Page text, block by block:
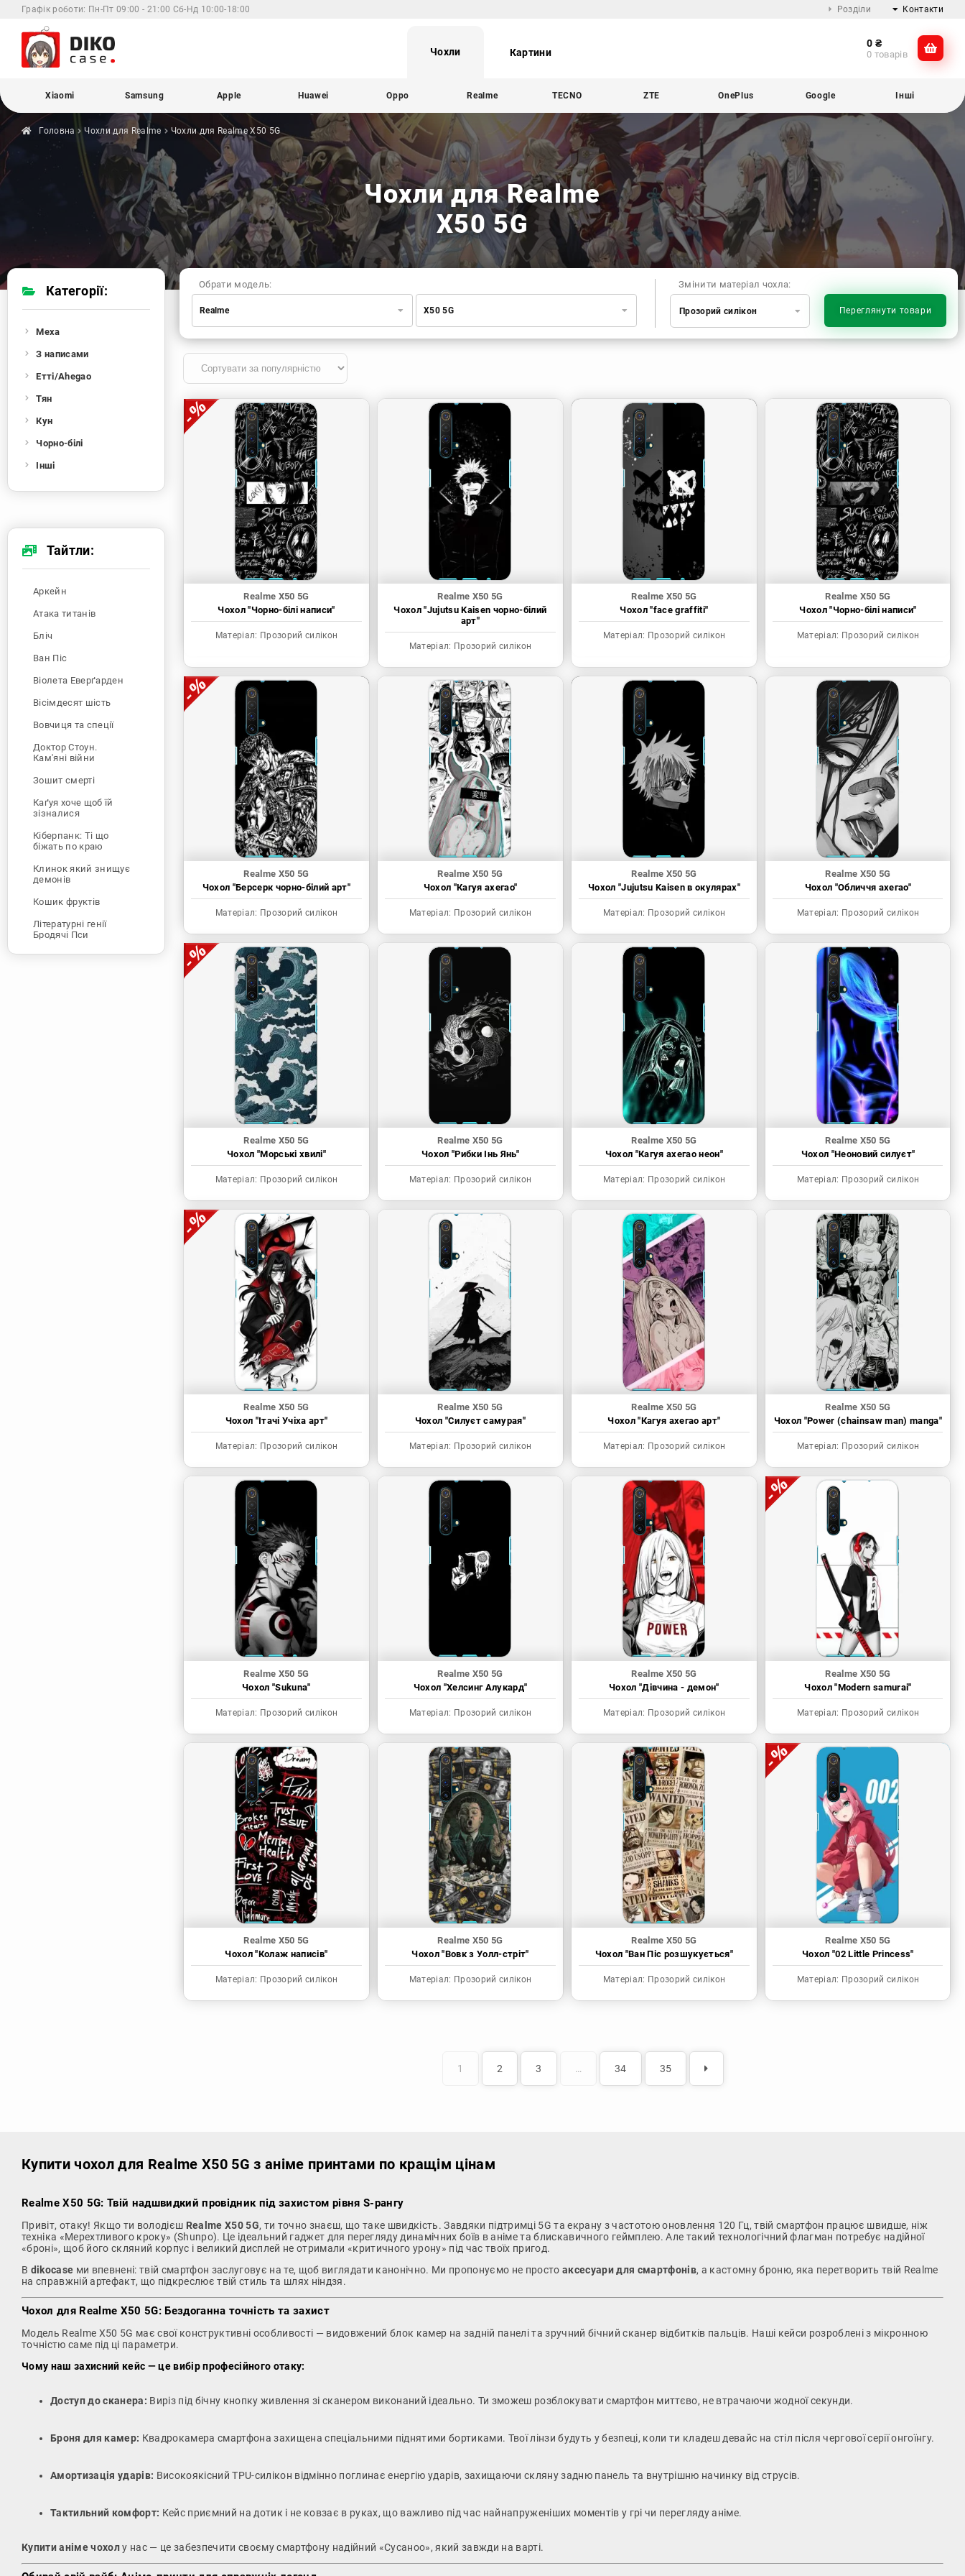
Графік роботи: Пн-Пт 09:00 - 21:00 Сб-Нд 10:00-18:00 Розділи Контакти
@dikocase
Чохли Картини
0 ₴
0 товарів
Xiaomi Samsung Apple Huawei Oppo Realme TECNO ZTE OnePlus Google Інші
Головна Чохли для Realme Чохли для RealmeX50 5G
Чохли для Realme
X50 5G
Змінити матеріал чохла:
Прозорий силікон Переглянути товари
Обрати модель:
Realme
Samsung
Huawei
Realme
TECNO
OnePlus
Google
Infinix
Sony
Motorola
X50 5G
Realme X50 5G
Чохол "Чорно-білі написи"
Матеріал: Прозорий силікон
Realme X50 5G
Чохол "Jujutsu Kaisen чорно-білий
арт"
Матеріал: Прозорий силікон
Realme X50 5G
Чохол "face graffiti"
Матеріал: Прозорий силікон
Realme X50 5G
Чохол "Чорно-білі написи"
Матеріал: Прозорий силікон
Realme X50 5G
Чохол "Берсерк чорно-білий арт"
Матеріал: Прозорий силікон
Realme X50 5G
Чохол "Кагуя ахегао"
Матеріал: Прозорий силікон
Realme X50 5G
Чохол "Jujutsu Kaisen в окулярах"
Матеріал: Прозорий силікон
Realme X50 5G
Чохол "Обличчя ахегао"
Матеріал: Прозорий силікон
Realme X50 5G
Чохол "Морські хвилі"
Матеріал: Прозорий силікон
Realme X50 5G
Чохол "Рибки Інь Янь"
Матеріал: Прозорий силікон
Realme X50 5G
Чохол "Кагуя ахегао неон"
Матеріал: Прозорий силікон
Realme X50 5G
Чохол "Неоновий силуєт"
Матеріал: Прозорий силікон
Realme X50 5G
Чохол "Ітачі Учіха арт"
Матеріал: Прозорий силікон
Realme X50 5G
Чохол "Силуєт самурая"
Матеріал: Прозорий силікон
Realme X50 5G
Чохол "Кагуя ахегао арт"
Матеріал: Прозорий силікон
Realme X50 5G
Чохол "Power (chainsaw man) manga"
Матеріал: Прозорий силікон
Realme X50 5G
Чохол "Sukuna"
Матеріал: Прозорий силікон
Realme X50 5G
Чохол "Хелсинг Алукард"
Матеріал: Прозорий силікон
Realme X50 5G
Чохол "Дівчина - демон"
Матеріал: Прозорий силікон
Realme X50 5G
Чохол "Modern samurai"
Матеріал: Прозорий силікон
Realme X50 5G
Чохол "Колаж написів"
Матеріал: Прозорий силікон
Realme X50 5G
Чохол "Вовк з Уолл-стріт"
Матеріал: Прозорий силікон
Realme X50 5G
Чохол "Ван Піс розшукується"
Матеріал: Прозорий силікон
Realme X50 5G
Чохол "02 Little Princess"
Матеріал: Прозорий силікон
1 2 3 … 34 35
Категорії:
Меха
З написами
Етті/Ahegao
Тян
Кун
Чорно-білі
Інші
Тайтли:
Аркейн
Атака титанів
Бліч
Ван Піс
Віолета Еверґарден
Вісімдесят шість
Вовчиця та спеції
Доктор Стоун.
Кам'яні війни
Зошит смерті
Каґуя хоче щоб їй
зізналися
Кіберпанк: Ті що
біжать по краю
Клинок який знищує
демонів
Кошик фруктів
Літературні генії
Бродячі Пси
Людина-бензопила
Купити чохол для Realme X50 5G з аніме принтами по кращім цінам
Realme X50 5G: Твій надшвидкий провідник під захистом рівня S-рангу
Привіт, отаку! Якщо ти володієш Realme X50 5G, ти точно знаєш, що таке швидкість. Завдяки підтримці 5G та екрану з частотою оновлення 120 Гц, твій смартфон працює швидше, ніж
техніка «Мерехтливого кроку» (Shunpo). Це ідеальний гаджет для перегляду динамічних боїв в аніме та блискавичного геймплею. Але такий технологічний флагман потребує надійної
«броні», щоб його скляний корпус і великий дисплей не отримали «критичного урону» під час твоїх пригод.
В dikocase ми впевнені: твій смартфон заслуговує на те, щоб виглядати канонічно. Ми пропонуємо не простоаксесуари для смартфонів, а кастомну броню, яка перетворить твій Realme
на справжній артефакт, що підкреслює твій стиль та шлях ніндзя.
Чохол для Realme X50 5G: Бездоганна точність та захист
Модель Realme X50 5G має свої конструктивні особливості — видовжений блок камер на задній панелі та зручний бічний сканер відбитків пальців. Наші кейси розроблені з мікронною
точністю саме під ці параметри.
Чому наш захисний кейс — це вибір професійного отаку:
Доступ до сканера: Виріз під бічну кнопку живлення зі сканером виконаний ідеально. Ти зможеш розблокувати смартфон миттєво, не втрачаючи жодної секунди.
Броня для камер: Квадрокамера смартфона захищена спеціальними піднятими бортиками. Твої лінзи будуть у безпеці, коли ти кладеш девайс на стіл після чергової серії онгоїнгу.
Амортизація ударів: Високоякісний TPU-силікон відмінно поглинає енергію ударів, захищаючи скляну задню панель та внутрішню начинку від струсів.
Тактильний комфорт: Кейс приємний на дотик і не ковзає в руках, що важливо під час найнапруженіших моментів у грі чи перегляду аніме.
Купити аніме чохолу нас — це забезпечити своєму смартфону надійний «Сусаноо», який завжди на варті.